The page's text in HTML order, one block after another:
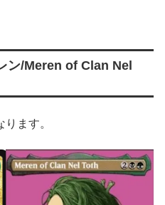
ン/Meren of Clan Nel
ます。